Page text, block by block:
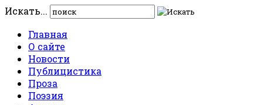
Искать...
Главная
О сайте
Новости
Публицистика
Проза
Поэзия